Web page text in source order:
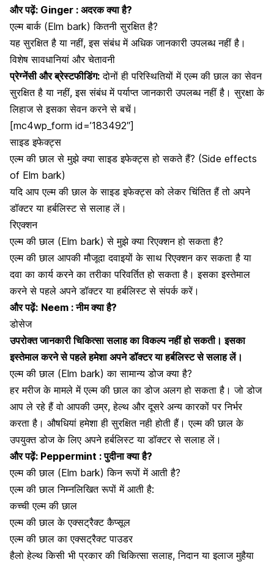
और पढ़ें: Ginger : अदरक क्या है?
एल्म बार्क (Elm bark) कितनी सुरक्षित है?
यह सुरक्षित है या नहीं, इस संबंध में अधिक जानकारी उपलब्ध नहीं है।
विशेष सावधानियां और चेतावनी
प्रेग्नेंसी और ब्रेस्टफीडिंग: दोनों ही परिस्थितियों में एल्म की छाल का सेवन
सुरक्षित है या नहीं, इस संबंध में पर्याप्त जानकारी उपलब्ध नहीं है। सुरक्षा के
लिहाज से इसका सेवन करने से बचें।
[mc4wp_form id=’183492″]
साइड इफेक्ट्स
एल्म की छाल से मुझे क्या साइड इफेक्ट्स हो सकते हैं? (Side effects
of Elm bark)
यदि आप एल्म की छाल के साइड इफेक्ट्स को लेकर चिंतित हैं तो अपने
डॉक्टर या हर्बलिस्ट से सलाह लें।
रिएक्शन
एल्म की छाल (Elm bark) से मुझे क्या रिएक्शन हो सकता है?
एल्म की छाल आपकी मौजूदा दवाइयों के साथ रिएक्शन कर सकता है या
दवा का कार्य करने का तरीका परिवर्तित हो सकता है। इसका इस्तेमाल
करने से पहले अपने डॉक्टर या हर्बलिस्ट से संपर्क करें।
और पढ़ें: Neem : नीम क्या है?
डोसेज
उपरोक्त जानकारी चिकित्सा सलाह का विकल्प नहीं हो सकती। इसका
इस्तेमाल करने से पहले हमेशा अपने डॉक्टर या हर्बलिस्ट से सलाह लें।
एल्म की छाल (Elm bark) का सामान्य डोज क्या है?
हर मरीज के मामले में एल्म की छाल का डोज अलग हो सकता है। जो डोज
आप ले रहे हैं वो आपकी उम्र, हेल्थ और दूसरे अन्य कारकों पर निर्भर
करता है। औषधियां हमेशा ही सुरक्षित नही होती हैं। एल्म की छाल के
उपयुक्त डोज के लिए अपने हर्बलिस्ट या डॉक्टर से सलाह लें।
और पढ़ें: Peppermint : पुदीना क्या है?
एल्म की छाल (Elm bark) किन रूपों में आती है?
एल्म की छाल निम्नलिखित रूपों में आती है:
कच्ची एल्म की छाल
एल्म की छाल के एक्सट्रैक्ट कैप्सूल
एल्म की छाल का एक्सट्रैक्ट पाउडर
हैलो हेल्थ किसी भी प्रकार की चिकित्सा सलाह, निदान या इलाज मुहैया